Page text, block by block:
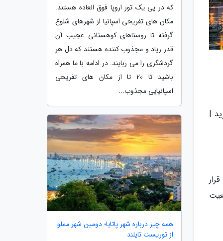
|
قرار
که در پی یک تور اروپا فوق العاده هستند.
مکان های تفریحی اسپانیا از شهرهای شلوغ
گرفته تا روستاهای کوهستانی عجیب آن
قدر زیاد و مجذوب کننده هستند که دل هر
گردشگری را می ربایند. در ادامه با ما همراه
باشید تا 20 تا از مکان های تفریحی
اسپانیایی مجذوب...
همه چیز درباره شهر پاتایا؛ دومین شهر مملو
از توریست تایلند